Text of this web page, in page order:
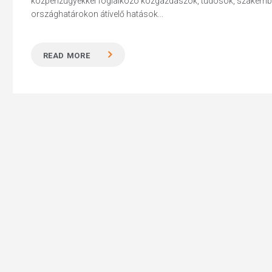
országhatárokon átívelő hatások...
READ MORE